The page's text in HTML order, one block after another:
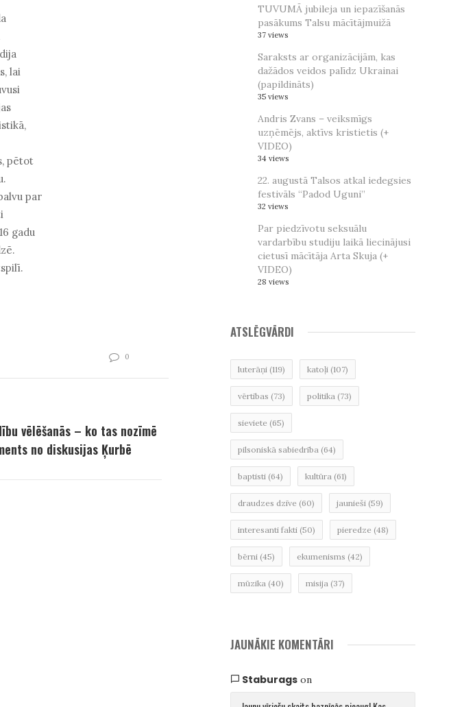
lai
pētot
par
gadu
0
vēlēšanās – ko tas nozīmē
no diskusijas Ķurbē
TUVUMĀ jubileja un iepazīšanās
pasākums Talsu mācītājmuižā
37 views
Saraksts ar organizācijām, kas
dažādos veidos palīdz Ukrainai
(papildināts)
35 views
Andris Zvans – veiksmīgs
uzņēmējs, aktīvs kristietis (+
VIDEO)
34 views
22. augustā Talsos atkal iedegsies
festivāls “Padod Uguni”
32 views
Par piedzīvotu seksuālu
vardarbību studiju laikā liecinājusi
cietusī mācītāja Arta Skuja (+
VIDEO)
28 views
ATSLĒGVĀRDI
luterāņi (119) katoļi (107)
vērtības (73) politika (73)
sieviete (65)
pilsoniskā sabiedrība (64)
baptisti (64) kultūra (61)
draudzes dzīve (60) jaunieši (59)
interesanti fakti (50) pieredze (48)
bērni (45) ekumenisms (42)
mūzika (40) misija (37)
JAUNĀKIE KOMENTĀRI
Staburagson